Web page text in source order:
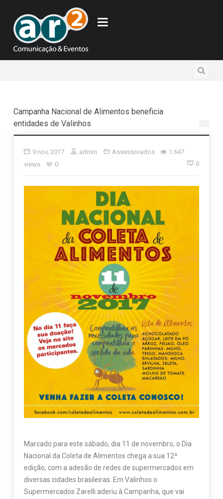
Campanha Nacional de Alimentos beneficia
entidades de Valinhos
9 nov, 2017 admin Assessorados
1.647
views
0 0
Marcado para este sábado, dia 11 de novembro, o Dia
Nacional da Coleta de Alimentos chega a sua 12ª
edição, com a adesão de redes de supermercados em
diversas cidades brasileiras. Em Valinhos o
Supermercados Zarelli aderiu à Campanha, que vai